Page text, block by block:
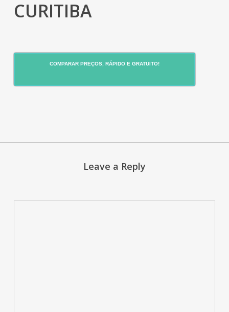
CURITIBA
COMPARAR PREÇOS, RÁPIDO E GRATUITO!
Leave a Reply